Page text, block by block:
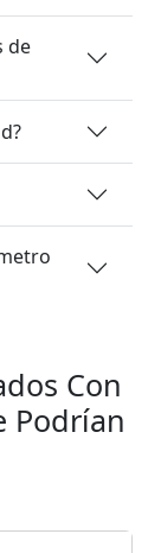
Con
Podrían